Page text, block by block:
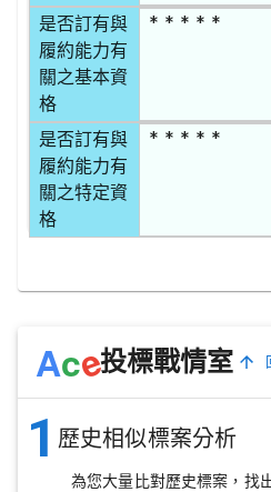
是否訂有與
履約能力有
關之基本資
格
* * * * *
是否訂有與
履約能力有
關之特定資
格
* * * * *
Ace投標戰情室
1 歷史相似標案分析
為您大量比對歷史標案，找